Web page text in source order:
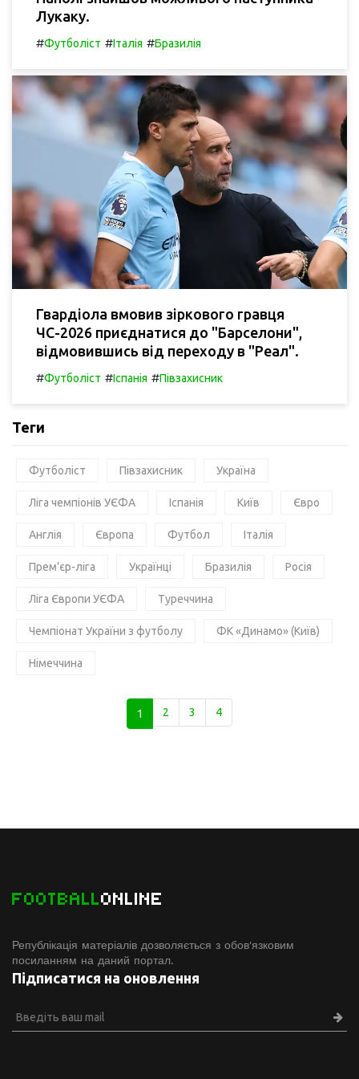
Лукаку.
#Футболіст #Італія #Бразилія
Гвардіола вмовив зіркового гравця
ЧС-2026 приєднатися до "Барселони",
відмовившись від переходу в "Реал".
#Футболіст #Іспанія #Півзахисник
Теги
Футболіст Півзахисник Україна
Ліга чемпіонів УЄФА Іспанія Київ Євро
Англія Європа Футбол Італія
Прем'єр-ліга Українці Бразилія Росія
Ліга Європи УЄФА Туреччина
Чемпіонат України з футболу ФК «Динамо» (Київ)
Німеччина
1 2 3 4
FOOTBALLONLINE
Републікація матеріалів дозволяється з обов'язковим
посиланням на даний портал.
Підписатися на оновлення